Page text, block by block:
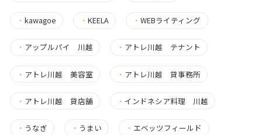
・ kawagoe ・KEELA ・WEBライティング
・ アップルパイ 川越 ・ アトレ川越 テナント
・ アトレ川越 美容室 ・ アトレ川越 貸事務所
・ アトレ川越 貸店舗 ・ インドネシア料理 川越
・ うなぎ ・ うまい ・ エベッツフィールド